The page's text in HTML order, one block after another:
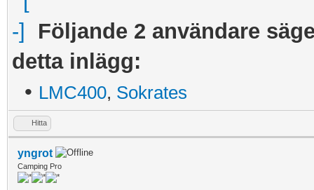
Följande 2 användare
detta inlägg:
• LMC400, Sokrates
Hitta
yngrot
Camping Pro